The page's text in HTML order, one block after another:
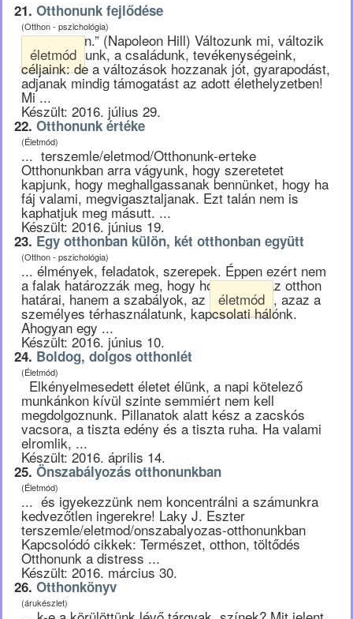
21. Otthonunk fejlődése
(Otthon - pszichológia)
... sorsában.” (Napoleon Hill) Változunk mi, változik
életmód unk, a családunk, tevékenységeink,
céljaink: de a változások hozzanak jót, gyarapodást,
adjanak mindig támogatást az adott élethelyzetben!
Mi ...
Készült: 2016. július 29.
22. Otthonunk értéke
(Életmód)
... terszemle/eletmod/Otthonunk-erteke
Otthonunkban arra vágyunk, hogy szeretetet
kapjunk, hogy meghallgassanak bennünket, hogy ha
fáj valami, megvigasztaljanak. Ezt talán nem is
kaphatjuk meg másutt. ...
Készült: 2016. június 19.
23. Egy otthonban külön, két otthonban együtt
(Otthon - pszichológia)
... élmények, feladatok, szerepek. Éppen ezért nem
a falak határozzák meg, hogy hol vannak az otthon
határai, hanem a szabályok, az életmód , azaz a
személyes térhasználatunk, kapcsolati hálónk.
Ahogyan egy ...
Készült: 2016. június 10.
24. Boldog, dolgos otthonlét
(Életmód)
Elkényelmesedett életet élünk, a napi kötelező
munkánkon kívül szinte semmiért nem kell
megdolgoznunk. Pillanatok alatt kész a zacskós
vacsora, a tiszta edény és a tiszta ruha. Ha valami
elromlik, ...
Készült: 2016. április 14.
25. Önszabályozás otthonunkban
(Életmód)
... és igyekezzünk nem koncentrálni a számunkra
kedvezőtlen ingerekre! Laky J. Eszter
terszemle/eletmod/onszabalyozas-otthonunkban
Kapcsolódó cikkek: Természet, otthon, töltődés
Otthonunk a distress ...
Készült: 2016. március 30.
26. Otthonkönyv
(árukészlet)